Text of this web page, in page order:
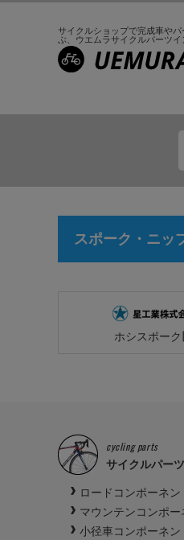
サイクルショップで完成車やパ
ぶ、 ウエムラサイクルパーツ
スポーク・ニッ
ホシスポーク
cycling parts
サイクルパーツ
ロードコンポーネン
マウンテンコンポー
小径車コンポーネン